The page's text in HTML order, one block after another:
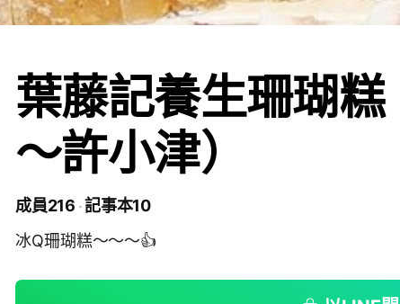
葉藤記養生珊瑚糕
～許小津）
成員216 記事本10
冰Q珊瑚糕～～～👍